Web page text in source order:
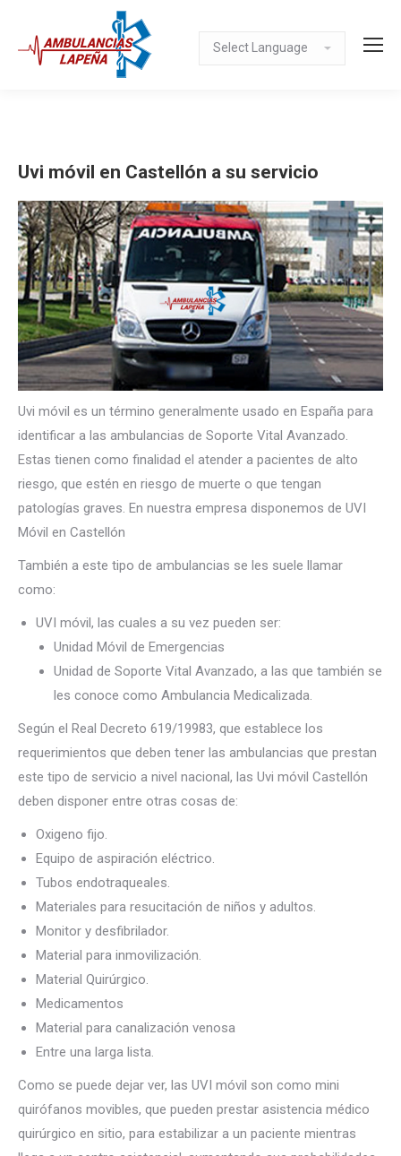
Uvi móvil en Castellón a su servicio
Uvi móvil es un término generalmente usado en España para
identificar a las ambulancias de Soporte Vital Avanzado.
Estas tienen como finalidad el atender a pacientes de alto
riesgo, que estén en riesgo de muerte o que tengan
patologías graves. En nuestra empresa disponemos de UVI
Móvil en Castellón
También a este tipo de ambulancias se les suele llamar
como:
UVI móvil, las cuales a su vez pueden ser:
Unidad Móvil de Emergencias
Unidad de Soporte Vital Avanzado, a las que también se
les conoce como Ambulancia Medicalizada.
Según el Real Decreto 619/19983, que establece los
requerimientos que deben tener las ambulancias que prestan
este tipo de servicio a nivel nacional, las Uvi móvil Castellón
deben disponer entre otras cosas de:
Oxigeno fijo.
Equipo de aspiración eléctrico.
Tubos endotraqueales.
Materiales para resucitación de niños y adultos.
Monitor y desfibrilador.
Material para inmovilización.
Material Quirúrgico.
Medicamentos
Material para canalización venosa
Entre una larga lista.
Como se puede dejar ver, las UVI móvil son como mini
quirófanos movibles, que pueden prestar asistencia médico
quirúrgico en sitio, para estabilizar a un paciente mientras